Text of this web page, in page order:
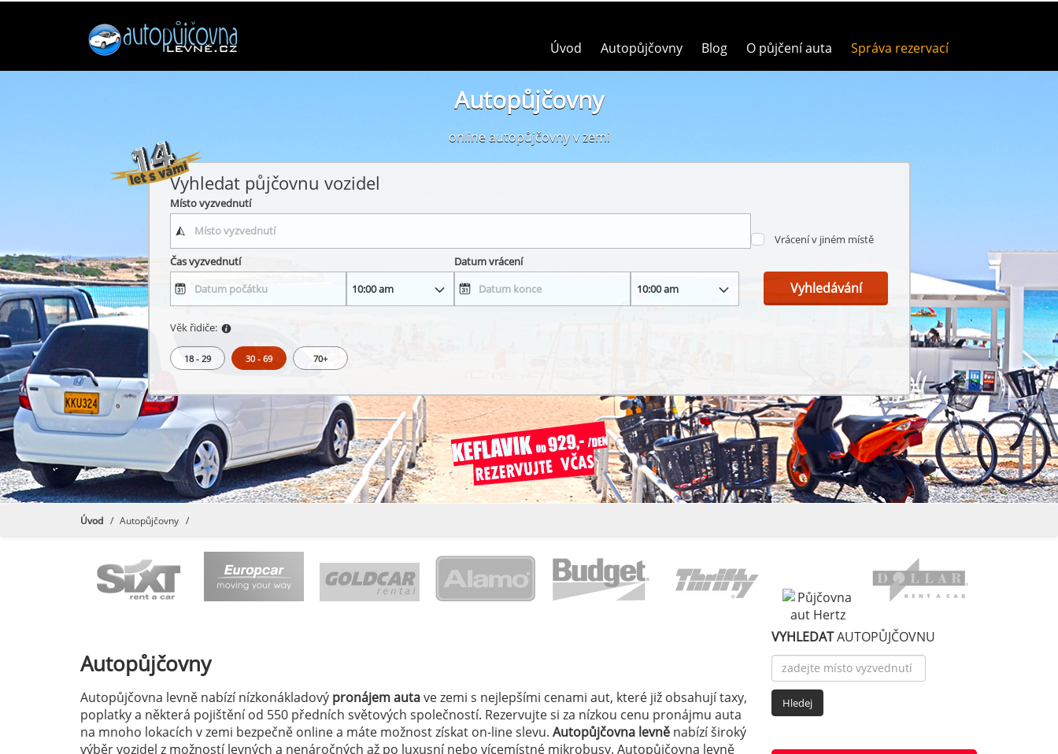
Úvod Autopůjčovny Blog O půjčení auta Správa rezervací
Autopůjčovny
online autopůjčovny v zemi
Vyhledat půjčovnu vozidel
Místo vyzvednutí
Vrácení v jiném místě
Čas vyzvednutí
Datum vrácení
Věk řidiče:
18 - 29 30 - 69 70+
Vyhledávání
Úvod Autopůjčovny
Autopůjčovny
Autopůjčovna levně nabízí nízkonákladový pronájem autave zemi s nejlepšími cenami aut, které již obsahují taxy,
poplatky a některá pojištění od 550 předních světových společností. Rezervujte si za nízkou cenu pronájmu auta
na mnoho lokacích v zemi bezpečně online a máte možnost získat on-line slevu. Autopůjčovna levně nabízí široký
výběr vozidel z možností levných a nenáročných až po luxusní nebo vícemístné mikrobusy. Autopůjčovna levně
VYHLEDATAUTOPŮJČOVNU